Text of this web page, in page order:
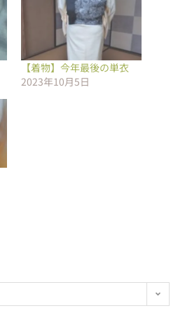
【着物】今年最後の単衣
2023年10月5日